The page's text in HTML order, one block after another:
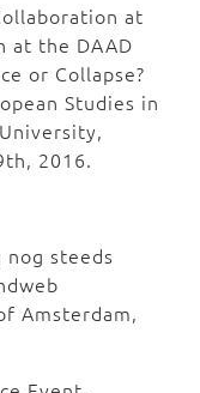
at
at the DAAD
or Collapse?
Studies in
2016.
steeds
Amsterdam,